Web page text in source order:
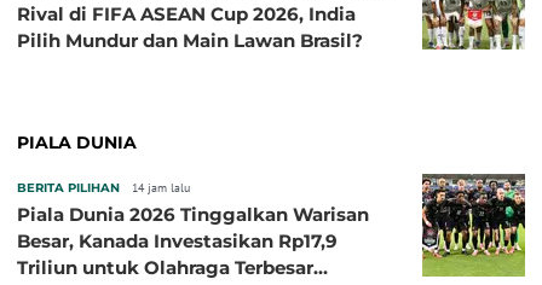
Rival di FIFA ASEAN Cup 2026, India
Pilih Mundur dan Main Lawan Brasil?
PIALA DUNIA
BERITA PILIHAN 14 jam lalu
Piala Dunia 2026 Tinggalkan Warisan
Besar, Kanada Investasikan Rp17,9
Triliun untuk Olahraga Terbesar